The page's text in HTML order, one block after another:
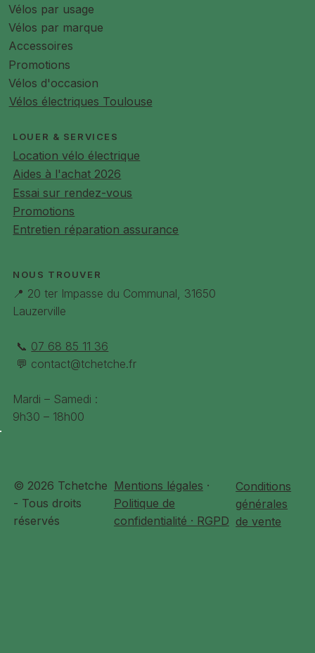
Vélos par usage
Vélos par marque
Accessoires
Promotions
Vélos d'occasion
Vélos électriques Toulouse
LOUER & SERVICES
Location vélo électrique
Aides à l'achat 2026
Essai sur rendez-vous
Promotions
Entretien réparation assurance
NOUS TROUVER
📍 20 ter Impasse du Communal, 31650
Lauzerville
📞 07 68 85 11 36
💬 contact@tchetche.fr
Mardi – Samedi :
9h30 – 18h00
© 2026 Tchetche
- Tous droits
réservés
Mentions légales ·
Politique de
confidentialité · RGPD
Conditions
générales
de vente